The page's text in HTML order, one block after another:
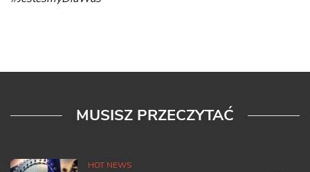
MUSISZ PRZECZYTAĆ
HOT NEWS